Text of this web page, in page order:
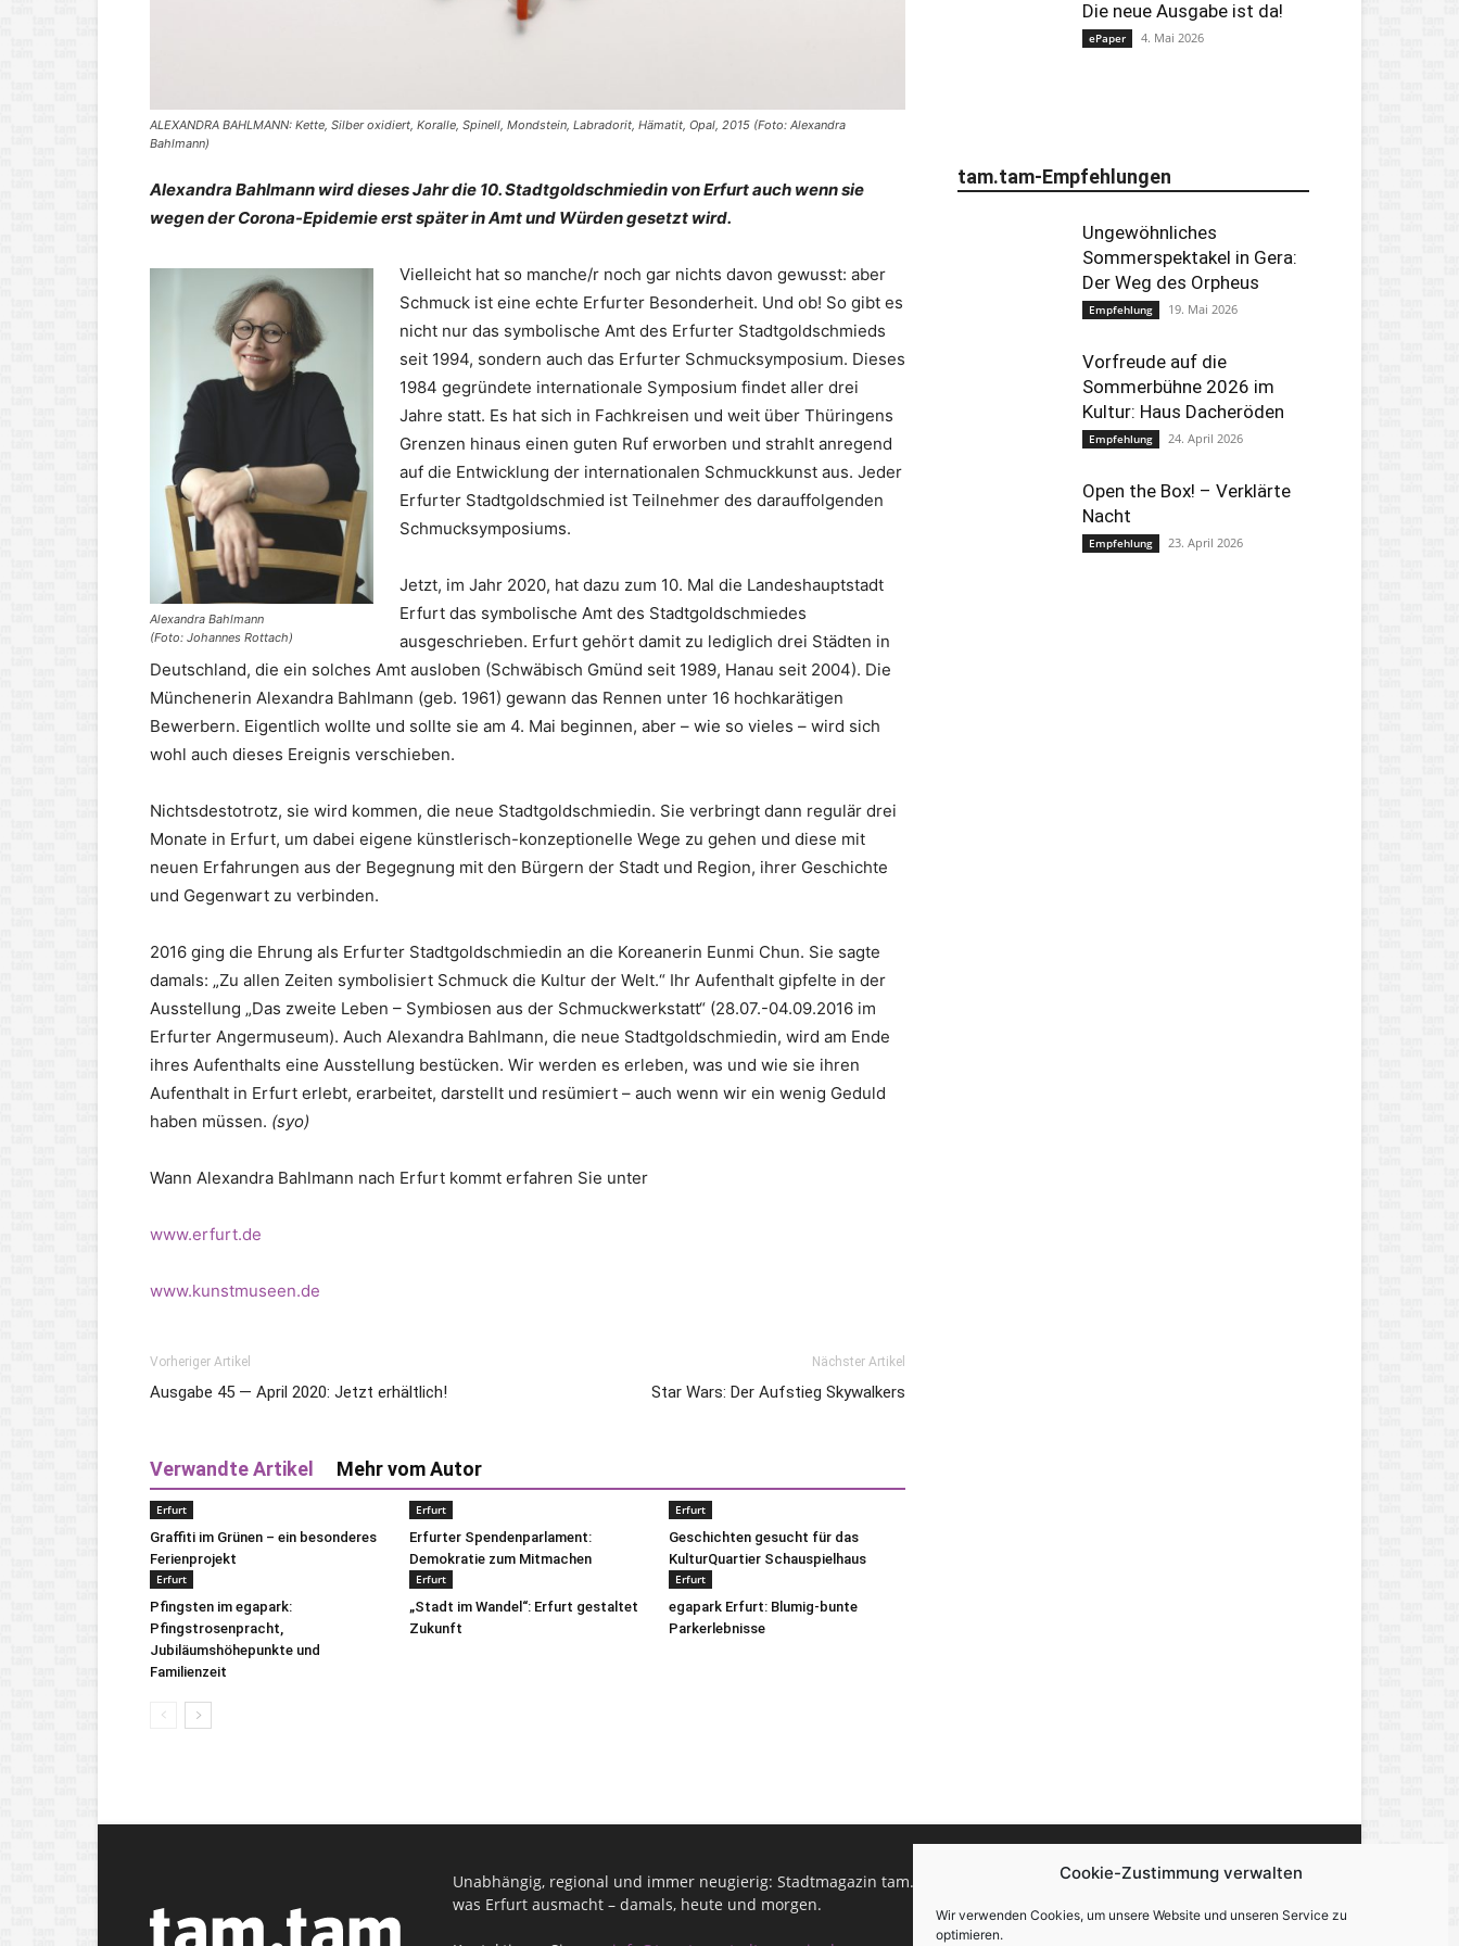
Cookie-Zustimmung verwalten
Wir verwenden Cookies, um unsere Website und unseren Service zu
optimieren.
ALEXANDRA BAHLMANN: Kette, Silber oxidiert, Koralle, Spinell, Mondstein, Labradorit, Hämatit, Opal, 2015 (Foto: Alexandra
Bahlmann)
Alexandra Bahlmann wird dieses Jahr die 10. Stadtgoldschmiedin von Erfurt auch wenn sie
wegen der Corona-Epidemie erst später in Amt und Würden gesetzt wird.
Alexandra Bahlmann
(Foto: Johannes Rottach)
Vielleicht hat so manche/r noch gar nichts davon gewusst: aber
Schmuck ist eine echte Erfurter Besonderheit. Und ob! So gibt es
nicht nur das symbolische Amt des Erfurter Stadtgoldschmieds
seit 1994, sondern auch das Erfurter Schmucksymposium. Dieses
1984 gegründete internationale Symposium findet aller drei
Jahre statt. Es hat sich in Fachkreisen und weit über Thüringens
Grenzen hinaus einen guten Ruf erworben und strahlt anregend
auf die Entwicklung der internationalen Schmuckkunst aus. Jeder
Erfurter Stadtgoldschmied ist Teilnehmer des darauffolgenden
Schmucksymposiums.
Jetzt, im Jahr 2020, hat dazu zum 10. Mal die Landeshauptstadt
Erfurt das symbolische Amt des Stadtgoldschmiedes
ausgeschrieben. Erfurt gehört damit zu lediglich drei Städten in
Deutschland, die ein solches Amt ausloben (Schwäbisch Gmünd seit 1989, Hanau seit 2004). Die
Münchenerin Alexandra Bahlmann (geb. 1961) gewann das Rennen unter 16 hochkarätigen
Bewerbern. Eigentlich wollte und sollte sie am 4. Mai beginnen, aber – wie so vieles – wird sich
wohl auch dieses Ereignis verschieben.
Nichtsdestotrotz, sie wird kommen, die neue Stadtgoldschmiedin. Sie verbringt dann regulär drei
Monate in Erfurt, um dabei eigene künstlerisch-konzeptionelle Wege zu gehen und diese mit
neuen Erfahrungen aus der Begegnung mit den Bürgern der Stadt und Region, ihrer Geschichte
und Gegenwart zu verbinden.
2016 ging die Ehrung als Erfurter Stadtgoldschmiedin an die Koreanerin Eunmi Chun. Sie sagte
damals: „Zu allen Zeiten symbolisiert Schmuck die Kultur der Welt.“ Ihr Aufenthalt gipfelte in der
Ausstellung „Das zweite Leben – Symbiosen aus der Schmuckwerkstatt“ (28.07.-04.09.2016 im
Erfurter Angermuseum). Auch Alexandra Bahlmann, die neue Stadtgoldschmiedin, wird am Ende
ihres Aufenthalts eine Ausstellung bestücken. Wir werden es erleben, was und wie sie ihren
Aufenthalt in Erfurt erlebt, erarbeitet, darstellt und resümiert – auch wenn wir ein wenig Geduld
haben müssen. (syo)
Wann Alexandra Bahlmann nach Erfurt kommt erfahren Sie unter
www.erfurt.de
www.kunstmuseen.de
Vorheriger Artikel
Ausgabe 45 — April 2020: Jetzt erhältlich!
Nächster Artikel
Star Wars: Der Aufstieg Skywalkers
Verwandte Artikel Mehr vom Autor
Erfurt
Graffiti im Grünen – ein besonderes
Ferienprojekt
Erfurt
Erfurter Spendenparlament:
Demokratie zum Mitmachen
Erfurt
Geschichten gesucht für das
KulturQuartier Schauspielhaus
Erfurt
Pfingsten im egapark:
Pfingstrosenpracht,
Jubiläumshöhepunkte und
Familienzeit
Erfurt
„Stadt im Wandel“: Erfurt gestaltet
Zukunft
Erfurt
egapark Erfurt: Blumig-bunte
Parkerlebnisse
Die neue Ausgabe ist da!
ePaper 4. Mai 2026
tam.tam-Empfehlungen
Ungewöhnliches
Sommerspektakel in Gera:
Der Weg des Orpheus
Empfehlung 19. Mai 2026
Vorfreude auf die
Sommerbühne 2026 im
Kultur: Haus Dacheröden
Empfehlung 24. April 2026
Open the Box! – Verklärte
Nacht
Empfehlung 23. April 2026
Unabhängig, regional und immer neugierig: Stadtmagazin tam.tam informiert, berichtet und unterhält — über alles,
was Erfurt ausmacht – damals, heute und morgen.